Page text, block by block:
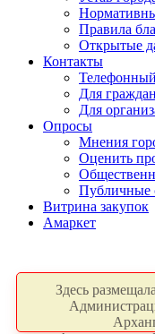
Правила
Открытые
Контакты
Для граждан
Для
Опросы
Мнения
Оценить
Публичные
Витрина закупок
Амаркет
Здесь